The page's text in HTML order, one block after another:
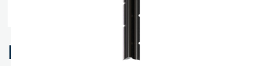
Relaterte produkter